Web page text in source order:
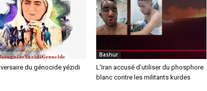
du génocide yézidi
Bashur
L’Iran accusé d’utiliser du phosphore
blanc contre les militants kurdes